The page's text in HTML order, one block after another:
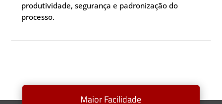
produtividade, segurança e padronização do
processo.
Maior Facilidade